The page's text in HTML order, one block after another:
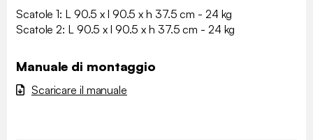
Scatole 1: L 90.5 x l 90.5 x h 37.5 cm - 24 kg
Scatole 2: L 90.5 x l 90.5 x h 37.5 cm - 24 kg
Manuale di montaggio
Scaricare il manuale